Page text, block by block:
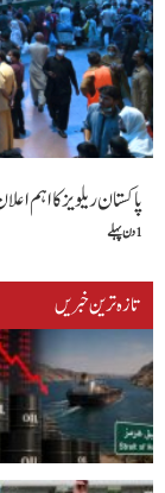
پاکستان ریلویز کا اہم
1 دن پہلے
تازہ ترین خبریں